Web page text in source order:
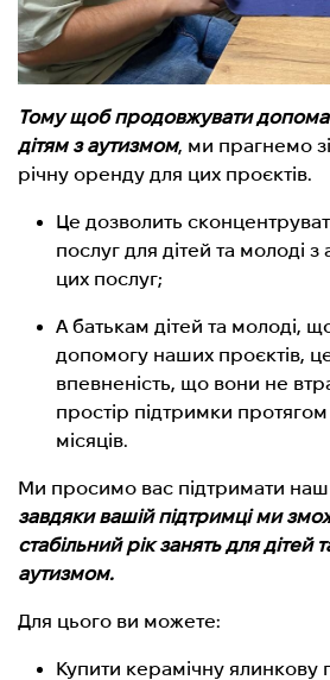
Тому щоб продовжувати
дітям з аутизмом, ми прагнемо
річну оренду для цих проєктів.
Це дозволить
послуг для дітей та молоді з
цих послуг;
А батькам дітей та молоді,
допомогу наших проєктів,
впевненість, що вони не
простір підтримки
місяців.
Ми просимо вас підтримати наш
завдяки вашій підтримці ми
стабільний рік занять для дітей
аутизмом.
Для цього ви можете:
Купити керамічну ялинкову